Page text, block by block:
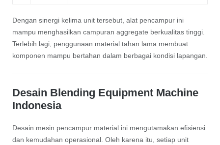
Dengan sinergi kelima unit tersebut, alat pencampur ini
mampu menghasilkan campuran aggregate berkualitas tinggi.
Terlebih lagi, penggunaan material tahan lama membuat
komponen mampu bertahan dalam berbagai kondisi lapangan.
Desain Blending Equipment Machine
Indonesia
Desain mesin pencampur material ini mengutamakan efisiensi
dan kemudahan operasional. Oleh karena itu, setiap unit